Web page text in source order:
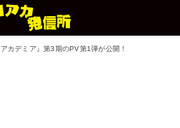
カデミア』第3期のPV第1弾が公開！